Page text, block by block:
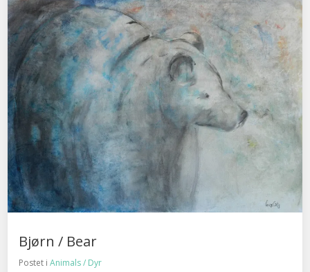
Bjørn / Bear
Postet iAnimals / Dyr